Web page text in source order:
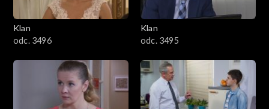
3801–3900
3701–3800
3601–3700
3501–3600
Klan
odc. 3496
Klan
odc. 3495